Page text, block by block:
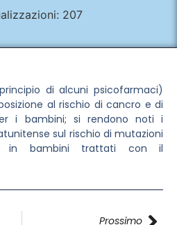
207
di alcuni psicofarmaci)
al rischio di cancro e di
i bambini; si rendono noti i
sul rischio di mutazioni
in bambini trattati con il
Prossimo